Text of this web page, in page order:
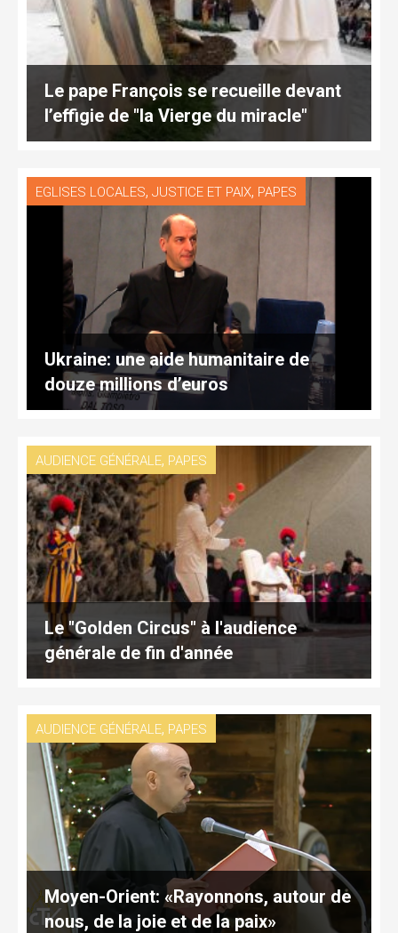
Le pape François se recueille devant
l’effigie de "la Vierge du miracle"
EGLISES LOCALES, JUSTICE ET PAIX, PAPES
Ukraine: une aide humanitaire de
douze millions d’euros
AUDIENCE GÉNÉRALE, PAPES
Le "Golden Circus" à l'audience
générale de fin d'année
AUDIENCE GÉNÉRALE, PAPES
Moyen-Orient: «Rayonnons, autour de
nous, de la joie et de la paix»